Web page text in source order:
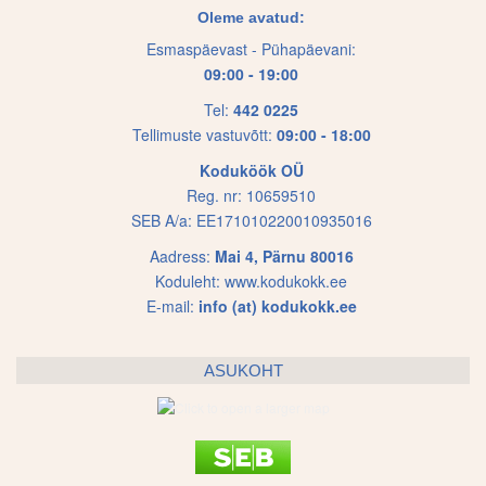
may
be
chosen
on
the
product
page
Oleme avatud:
Esmaspäevast - Pühapäevani:
09:00 - 19:00
Tel: 442 0225
Tellimuste vastuvõtt: 09:00 - 18:00
Koduköök OÜ
Reg. nr: 10659510
SEB A/a: EE171010220010935016
Aadress: Mai 4, Pärnu 80016
Koduleht: www.kodukokk.ee
E-mail: info (at) kodukokk.ee
ASUKOHT